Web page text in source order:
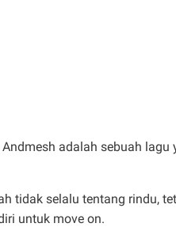
adalah sebuah lagu
tidak selalu tentang rindu,
untuk move on.